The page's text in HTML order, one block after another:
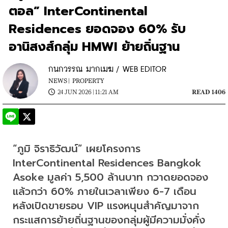
ตอล” InterContinental
Residences ยอดจอง 60% รับ
อานิสงส์กลุ่ม HMWI ย้ายถิ่นฐาน
กนกวรรณ มากเมฆ / WEB EDITOR
NEWS | PROPERTY
24 JUN 2026 | 11:21 AM
READ 1406
“ภูมิ จิราธิวัฒน์” เผยโครงการ
InterContinental Residences Bangkok
Asoke มูลค่า 5,500 ล้านบาท กวาดยอดจอง
แล้วกว่า 60% ภายในเวลาเพียง 6-7 เดือน
หลังเปิดขายรอบ VIP แรงหนุนสำคัญมาจาก
กระแสการย้ายถิ่นฐานของกลุ่มผู้มีความมั่งคั่ง